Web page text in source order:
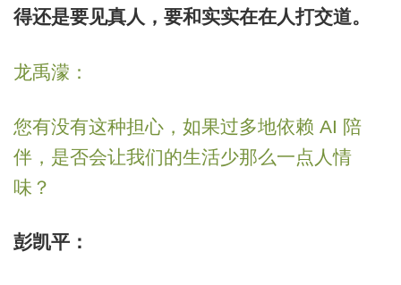
得还是要见真人，要和实实在在人打交道。
龙禹濛：
您有没有这种担心，如果过多地依赖 AI 陪
伴，是否会让我们的生活少那么一点人情
味？
彭凯平：